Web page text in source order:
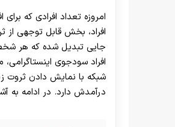
امروزه تعداد افرادی که
افراد، بخش قابل توجهی از
جایی تبدیل شده که هر
افراد سودجوی
شبکه با نمایش دادن ثروت
درآمدش دارد. در ادامه به